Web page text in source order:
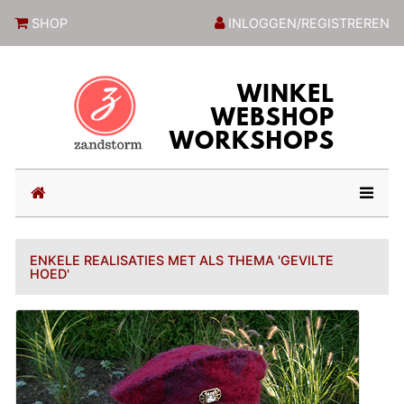
SHOP INLOGGEN/REGISTREREN
(current)
ENKELE REALISATIES MET ALS THEMA 'GEVILTE
HOED'